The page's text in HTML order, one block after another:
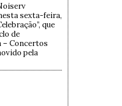
sexta-feira,
que
de
– Concertos
pela